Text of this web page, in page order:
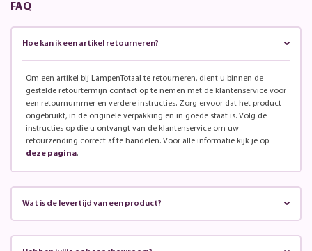
FAQ
Hoe kan ik een artikel retourneren?
Om een artikel bij LampenTotaal te retourneren, dient u binnen de
gestelde retourtermijn contact op te nemen met de klantenservice voor
een retournummer en verdere instructies. Zorg ervoor dat het product
ongebruikt, in de originele verpakking en in goede staat is. Volg de
instructies op die u ontvangt van de klantenservice om uw
retourzending correct af te handelen. Voor alle informatie kijk je op
deze pagina.
Wat is de levertijd van een product?